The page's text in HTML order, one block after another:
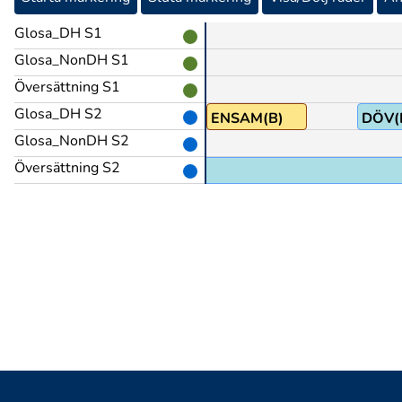
Glosa_DH S1
Glosa_NonDH S1
Översättning S1
Glosa_DH S2
Glosa_NonDH S2
Översättning S2
PRO1 ENSAM(B)
var den enda som var döv,